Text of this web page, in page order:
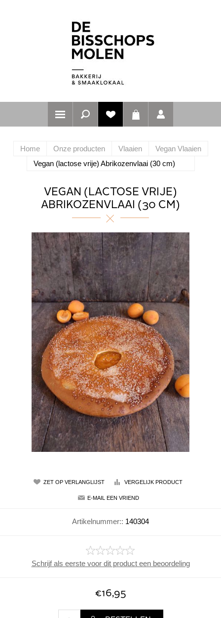
Home Onze producten Vlaaien
Vegan Vlaaien
Vegan (lactose vrije) Abrikozenvlaai (30 cm)
VEGAN (LACTOSE VRIJE)
ABRIKOZENVLAAI (30 CM)
Artikelnummer:: 140304
Schrijf als eerste voor dit product een beoordeling
€16,95